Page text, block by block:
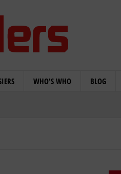
WHO'S WHO BLOG